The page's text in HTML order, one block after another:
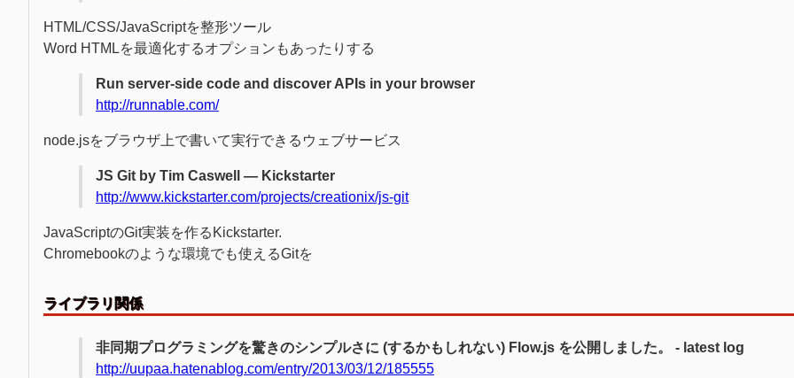
HTML/CSS/JavaScriptを整形ツール
Word HTMLを最適化するオプションもあったりする
Run server-side code and discover APIs in your browser
http://runnable.com/
node.jsをブラウザ上で書いて実行できるウェブサービス
JS Git by Tim Caswell — Kickstarter
http://www.kickstarter.com/projects/creationix/js-git
JavaScriptのGit実装を作るKickstarter.
Chromebookのような環境でも使えるGitを
ライブラリ関係
非同期プログラミングを驚きのシンプルさに (するかもしれない) Flow.js を公開しました。 - latest log
http://uupaa.hatenablog.com/entry/2013/03/12/185555